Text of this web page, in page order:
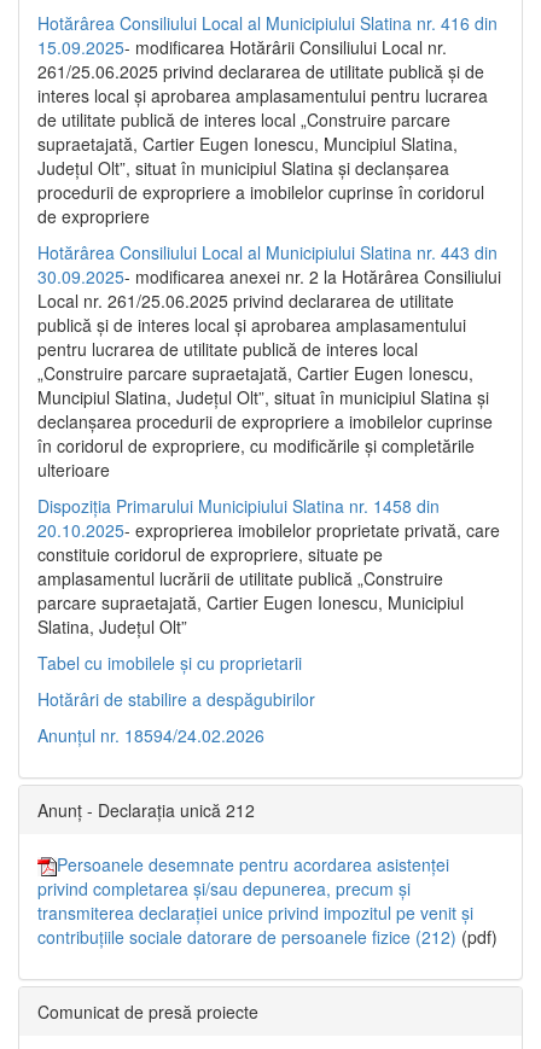
Hotărârea Consiliului Local al Municipiului Slatina nr. 416 din
15.09.2025- modificarea Hotărârii Consiliului Local nr.
261/25.06.2025 privind declararea de utilitate publică și de
interes local și aprobarea amplasamentului pentru lucrarea
de utilitate publică de interes local „Construire parcare
supraetajată, Cartier Eugen Ionescu, Muncipiul Slatina,
Județul Olt”, situat în municipiul Slatina și declanșarea
procedurii de expropriere a imobilelor cuprinse în coridorul
de expropriere
Hotărârea Consiliului Local al Municipiului Slatina nr. 443 din
30.09.2025- modificarea anexei nr. 2 la Hotărârea Consiliului
Local nr. 261/25.06.2025 privind declararea de utilitate
publică şi de interes local şi aprobarea amplasamentului
pentru lucrarea de utilitate publică de interes local
„Construire parcare supraetajată, Cartier Eugen Ionescu,
Muncipiul Slatina, Judeţul Olt”, situat în municipiul Slatina şi
declanşarea procedurii de expropriere a imobilelor cuprinse
în coridorul de expropriere, cu modificările şi completările
ulterioare
Dispoziția Primarului Municipiului Slatina nr. 1458 din
20.10.2025- exproprierea imobilelor proprietate privată, care
constituie coridorul de expropriere, situate pe
amplasamentul lucrării de utilitate publică „Construire
parcare supraetajată, Cartier Eugen Ionescu, Municipiul
Slatina, Județul Olt”
Tabel cu imobilele și cu proprietarii
Hotărâri de stabilire a despăgubirilor
Anunțul nr. 18594/24.02.2026
Anunț - Declarația unică 212
Persoanele desemnate pentru acordarea asistenței
privind completarea și/sau depunerea, precum și
transmiterea declarației unice privind impozitul pe venit și
contribuțiile sociale datorare de persoanele fizice (212) (pdf)
Comunicat de presă proiecte